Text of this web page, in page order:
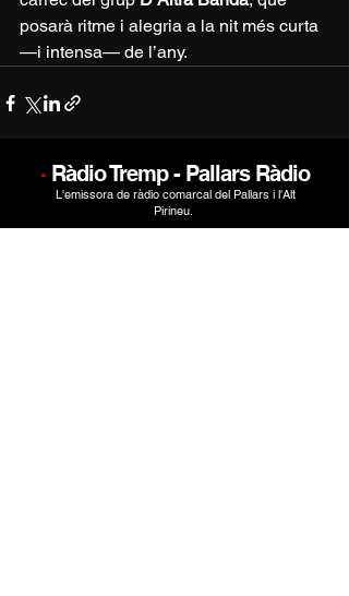
posarà ritme i alegria a la nit més curta
—i intensa— de l’any.
· Ràdio Tremp - Pallars Ràdio
L'emissora de ràdio comarcal del Pallars i l'Alt
Pirineu.